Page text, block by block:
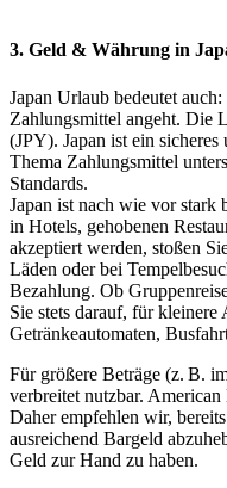
3. Geld & Währung in
Japan Urlaub bedeutet
Zahlungsmittel angeht. Die
(JPY). Japan ist ein
Thema Zahlungsmittel
Standards.
Japan ist nach wie vor
in Hotels, gehobenen
akzeptiert werden, stoßen
Läden oder bei
Bezahlung. Ob
Sie stets darauf, für kleinere
Getränkeautomaten,
Für größere Beträge (z. B.
verbreitet nutzbar.
Daher empfehlen wir,
ausreichend Bargeld
Geld zur Hand zu haben.